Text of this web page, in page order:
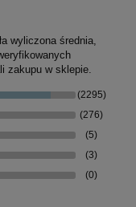
wyliczona średnia,
zakupu w sklepie.
(2295)
(276)
(5)
(3)
(0)